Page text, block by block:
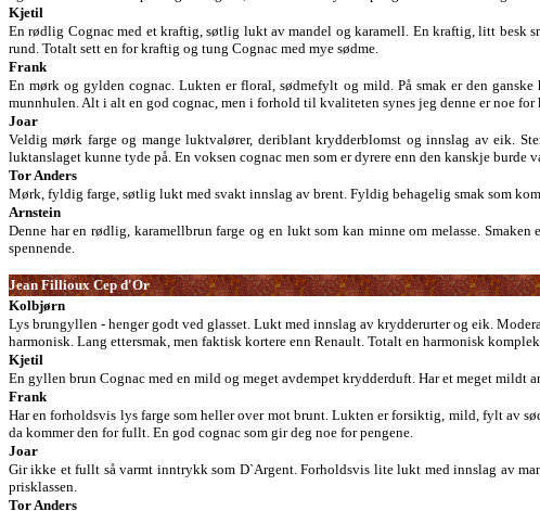
Kjetil
En rødlig Cognac med et kraftig, søtlig lukt av mandel og karamell. En kraftig, litt besk
rund. Totalt sett en for kraftig og tung Cognac med mye sødme.
Frank
En mørk og gylden cognac. Lukten er floral, sødmefylt og mild. På smak er den
munnhulen. Alt i alt en god cognac, men i forhold til kvaliteten synes jeg denne er noe for
Joar
Veldig mørk farge og mange luktvalører, deriblant krydderblomst og innslag av eik.
luktanslaget kunne tyde på. En voksen cognac men som er dyrere enn den kanskje burde
Tor Anders
Mørk, fyldig farge, søtlig lukt med svakt innslag av brent. Fyldig behagelig smak som
Arnstein
Denne har en rødlig, karamellbrun farge og en lukt som kan minne om melasse.
spennende.
Jean Fillioux Cep d'Or
Kolbjørn
Lys brungyllen - henger godt ved glasset. Lukt med innslag av krydderurter og eik.
harmonisk. Lang ettersmak, men faktisk kortere enn Renault. Totalt en harmonisk
Kjetil
En gyllen brun Cognac med en mild og meget avdempet krydderduft. Har et meget mildt
Frank
Har en forholdsvis lys farge som heller over mot brunt. Lukten er forsiktig, mild, fylt av
da kommer den for fullt. En god cognac som gir deg noe for pengene.
Joar
Gir ikke et fullt så varmt inntrykk som D`Argent. Forholdsvis lite lukt med innslag av
prisklassen.
Tor Anders